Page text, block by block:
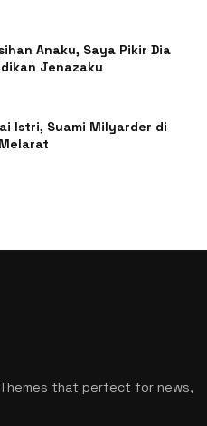
Anaku, Saya Pikir Dia
Jenazaku
Istri, Suami Milyarder di
Themes that perfect for news,